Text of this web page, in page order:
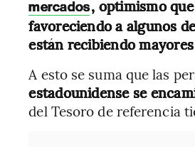
mercados, optimismo
favoreciendo a algunos
están recibiendo
A esto se suma que las
estadounidense se
del Tesoro de referencia